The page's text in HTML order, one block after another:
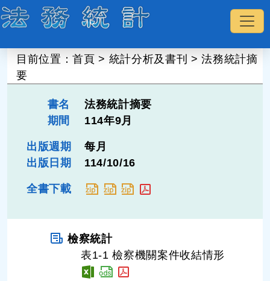
目前位置：首頁 > 統計分析及書刊 >法務統計摘
要
書名
法務統計摘要
期間
114年9月
出版週期
每月
出版日期
114/10/16
全書下載
檢察統計
表1-1 檢察機關案件收結情形